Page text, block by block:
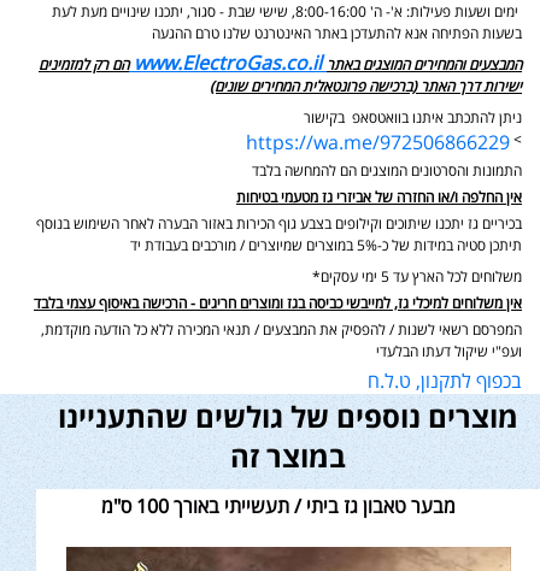
ימים ושעות פעילות: א'- ה' 8:00-16:00, שישי שבת - סגור,
יתכנו שינויים מעת לעת
בשעות הפתיחה אנא להתעדכן באתר האינטרנט שלנו טרם ההגעה
המבצעים והמחירים המוצגים באתר www.ElectroGas.co.il הם רק למזמינים
ישירות דרך האתר (ברכישה פרונטאלית המחירים שונים)
ניתן להתכתב איתנו בוואטסאפ בקישור
>
https://wa.me/972506866229
התמונות והסרטונים המוצגים הם להמחשה בלבד
אין החלפה ו/או החזרה של אביזרי גז מטעמי בטיחות
בכיריים גז יתכנו שיתוכים וקילופים בצבע גוף הכירות באזור הבערה לאחר השימוש בנוסף
תיתכן סטיה במידות של כ-5% במוצרים שמיוצרים / מורכבים בעבודת יד
משלוחים לכל הארץ עד 5 ימי עסקים*
אין משלוחים למיכלי גז, למייבשי כביסה בגז ומוצרים חריגים - הרכישה באיסוף עצמי בלבד
המפרסם רשאי לשנות / להפסיק את המבצעים / תנאי המכירה ללא כל הודעה מוקדמת,
ועפ"י שיקול דעתו הבלעדי
בכפוף לתקנון, ט.ל.ח
מוצרים נוספים של גולשים שהתעניינו
במוצר זה
מבער טאבון גז ביתי / תעשייתי באורך 100 ס"מ